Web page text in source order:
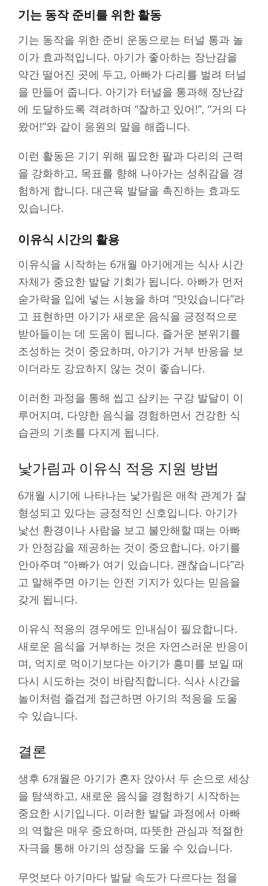
기는 동작 준비를 위한 활동
기는 동작을 위한 준비 운동으로는 터널 통과 놀
이가 효과적입니다. 아기가 좋아하는 장난감을
약간 떨어진 곳에 두고, 아빠가 다리를 벌려 터널
을 만들어 줍니다. 아기가 터널을 통과해 장난감
에 도달하도록 격려하며 “잘하고 있어!”, “거의 다
왔어!”와 같이 응원의 말을 해줍니다.
이런 활동은 기기 위해 필요한 팔과 다리의 근력
을 강화하고, 목표를 향해 나아가는 성취감을 경
험하게 합니다. 대근육 발달을 촉진하는 효과도
있습니다.
이유식 시간의 활용
이유식을 시작하는 6개월 아기에게는 식사 시간
자체가 중요한 발달 기회가 됩니다. 아빠가 먼저
숟가락을 입에 넣는 시늉을 하며 “맛있습니다”라
고 표현하면 아기가 새로운 음식을 긍정적으로
받아들이는 데 도움이 됩니다. 즐거운 분위기를
조성하는 것이 중요하며, 아기가 거부 반응을 보
이더라도 강요하지 않는 것이 좋습니다.
이러한 과정을 통해 씹고 삼키는 구강 발달이 이
루어지며, 다양한 음식을 경험하면서 건강한 식
습관의 기초를 다지게 됩니다.
낯가림과 이유식 적응 지원 방법
6개월 시기에 나타나는 낯가림은 애착 관계가 잘
형성되고 있다는 긍정적인 신호입니다. 아기가
낯선 환경이나 사람을 보고 불안해할 때는 아빠
가 안정감을 제공하는 것이 중요합니다. 아기를
안아주며 “아빠가 여기 있습니다. 괜찮습니다”라
고 말해주면 아기는 안전 기지가 있다는 믿음을
갖게 됩니다.
이유식 적응의 경우에도 인내심이 필요합니다.
새로운 음식을 거부하는 것은 자연스러운 반응이
며, 억지로 먹이기보다는 아기가 흥미를 보일 때
다시 시도하는 것이 바람직합니다. 식사 시간을
놀이처럼 즐겁게 접근하면 아기의 적응을 도울
수 있습니다.
결론
생후 6개월은 아기가 혼자 앉아서 두 손으로 세상
을 탐색하고, 새로운 음식을 경험하기 시작하는
중요한 시기입니다. 이러한 발달 과정에서 아빠
의 역할은 매우 중요하며, 따뜻한 관심과 적절한
자극을 통해 아기의 성장을 도울 수 있습니다.
무엇보다 아기마다 발달 속도가 다르다는 점을